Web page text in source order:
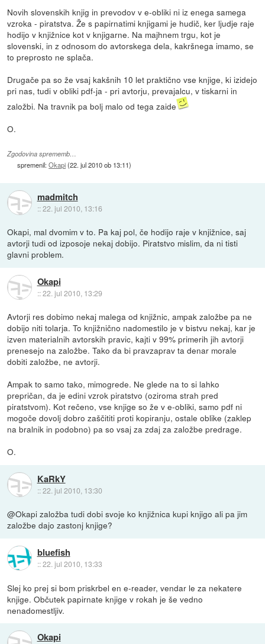
Novih slovenskih knjig in prevodov v e-obliki ni iz enega samega
vzroka - piratstva. Že s papirnatimi knjigami je hudič, ker ljudje raje
hodijo v knjižnice kot v knjigarne. Na majhnem trgu, kot je
slovenski, in z odnosom do avtorskega dela, kakršnega imamo, se
to preprosto ne splača.
Drugače pa so že vsaj kakšnih 10 let praktično vse knjige, ki izidejo
pri nas, tudi v obliki pdf-ja - pri avtorju, prevajalcu, v tiskarni in
založbi. Na travnik pa bolj malo od tega zaide
O.
Zgodovina sprememb…
spremenil:Okapi(22. jul 2010 ob 13:11)
madmitch
::22. jul 2010, 13:16
Okapi, mal dvomim v to. Pa kaj pol, če hodijo raje v knjižnice, saj
avtorji tudi od izposoje nekaj dobijo. Piratstvo mislim, da ni tisti
glavni problem.
Okapi
::22. jul 2010, 13:29
Avtorji res dobimo nekaj malega od knjižnic, ampak založbe pa ne
dobijo niti tolarja. To knjižnično nadomestilo je v bistvu nekaj, kar je
izven materialnih avtorskih pravic, kajti v 99% primerih jih avtorji
prenesejo na založbe. Tako da bi pravzaprav ta denar morale
dobiti založbe, ne avtorji.
Ampak to samo tako, mimogrede. Ne glede na to si lahko
prepričan, da je edini vzrok piratstvo (oziroma strah pred
piratstvom). Kot rečeno, vse knjige so že v e-obliki, samo pdf ni
mogoče dovolj dobro zaščititi proti kopiranju, ostale oblike (zaklep
na bralnik in podobno) pa so vsaj za zdaj za založbe predrage.
O.
KaRkY
::22. jul 2010, 13:30
@Okapi založba tudi dobi svoje ko knjižnica kupi knjigo ali pa jim
založbe dajo zastonj knjige?
bluefish
::22. jul 2010, 13:33
Slej ko prej si bom priskrbel en e-reader, vendar le za nekatere
knjige. Občutek papirnate knjige v rokah je še vedno
nenadomestljiv.
Okapi